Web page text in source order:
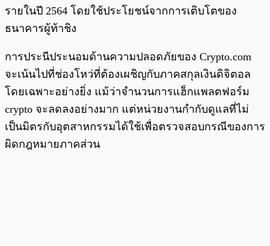
รายในปี 2564 โดยใช้ประโยชน์จากการเติบโตของ
ธนาคารผู้ท้าชิง
การประนีประนอมด้านความปลอดภัยของ Crypto.com
จะเน้นไปที่ช่องโหว่ที่ต้องเผชิญกับภาคสกุลเงินดิจิตอล
โดยเฉพาะอย่างยิ่ง แม้ว่าจำนวนการแฮ็กแพลตฟอร์ม
crypto จะลดลงอย่างมาก แต่หน่วยงานกำกับดูแลที่ไม่
เป็นมิตรกับอุตสาหกรรมได้ใช้เพื่อตรวจสอบกรณีของการ
ผิดกฎหมายภาคส่วน